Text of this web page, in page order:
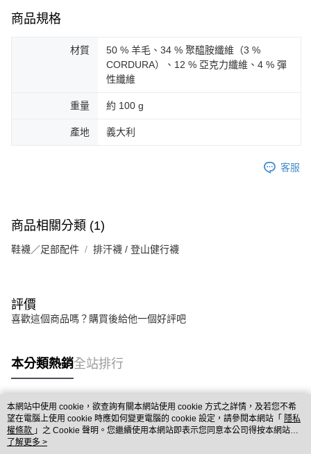
商品規格
材質
50 % 羊毛、34 % 聚醯胺纖維（3 %
CORDURA）、12 % 亞克力纖維、4 % 彈
性纖維
重量 約 100 g
產地 義大利
客服
商品相關分類 (1)
鞋襪／足部配件 排汗襪 / 登山健行襪
評價
喜歡這個商品嗎？購買後給他一個好評吧
本分類熱銷全站排行
熱門標籤
本網站中使用 cookie，欲查詢有關本網站使用 cookie 方式之詳情，及若您不希
望在電腦上使用 cookie 時應如何變更電腦的 cookie 設定，請參閱本網站「 隱私
權條款 」之 Cookie 聲明。您繼續使用本網站即表示您同意本公司得按本網站使
用條款之 Cookie 聲明使用 cookie。
了解更多 >